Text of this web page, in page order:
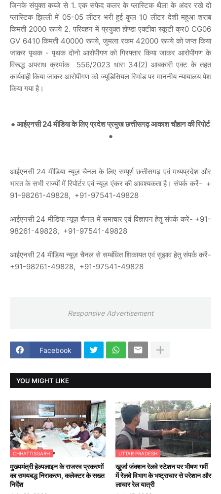
जिनके संयुक्त कब्जे से 1. एक सफेद कलर के प्लास्टिक थैला के अंदर रखे दो
प्लास्टिक झिल्ली में 05-05 लीटर भरी हुई कुल 10 लीटर देशी महुआ शराब
किमती 2000 रूपये 2. परिवहन में प्रयुक्त होण्डा एक्टीवा स्कूटी क्र0 CG06
GV 6410 किमती 40000 रूपये, जुमला रकम 42000 रूपये को जप्त किया
जाकर पृथक - पृथक दोनो आरोपीगण को गिरफ्तार किया जाकर आरोपीगण के
विरूद्ध अपराध क्रमांक 556/2023 धारा 34(2) आबकारी एक्ट के तहत
कार्यवाही किया जाकर आरोपीगण को ज्यूडिसियल रिमांड पर माननीय न्यायालय पेश
किया गया है।
● आईएनसी 24 मीडिया के लिए प्रदेश प्रमुख छत्तीसगढ़ आकाश चौहान की रिपोर्ट
●
आईएनसी 24 मीडिया न्यूज़ चैनल के लिए सम्पूर्ण छत्तीसगढ़ एवं मध्यप्रदेश और
भारत के सभी राज्यों में रिपोर्टर एवं न्यूज़ एंकर की आवश्यकता है। संपर्क करें- +
91-98261-49828, +91-97541-49828
आईएनसी 24 मीडिया न्यूज़ चैनल में समाचार एवं विज्ञापन हेतु संपर्क करें- +91-
98261-49828, +91-97541-49828
आईएनसी 24 मीडिया न्यूज़ चैनल से सम्बंधित शिकायत एवं सुझाव हेतु संपर्क करें-
+91-98261-49828, +91-97541-49828
Responsive Advertisement
Facebook
YOU MIGHT LIKE
CHHATTISGARH
मुख्यमंत्री हेल्पलाइन के राजस्व प्रकरणों
का समयबद्ध निराकरण, कलेक्टर के सख्त
निर्देश
UTTAR PRADESH
खुर्जा जंक्शन रेलवे स्टेशन पर भीषण गर्मी
में रेलवे विभाग के भष्ट्राचार से परेशान और
लाचार रेल यात्री